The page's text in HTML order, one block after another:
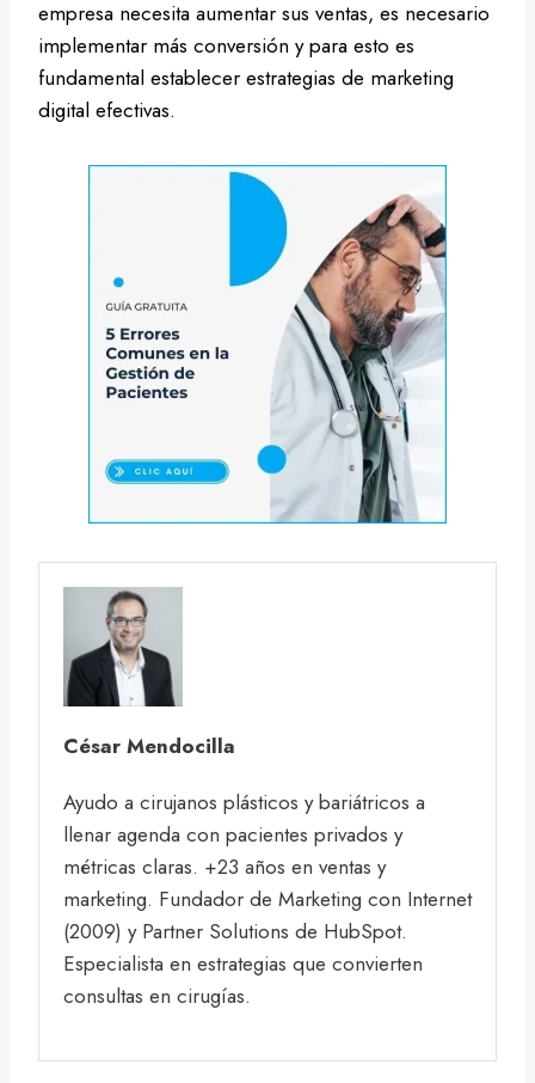
empresa necesita aumentar sus ventas, es necesario
implementar más conversión y para esto es
fundamental establecer estrategias de marketing
digital efectivas.
César Mendocilla
Ayudo a cirujanos plásticos y bariátricos a
llenar agenda con pacientes privados y
métricas claras. +23 años en ventas y
marketing. Fundador de Marketing con Internet
(2009) y Partner Solutions de HubSpot.
Especialista en estrategias que convierten
consultas en cirugías.